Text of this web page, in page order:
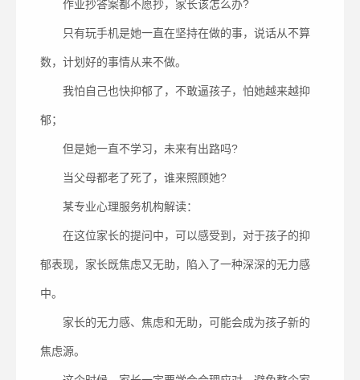
作业抄答案都不愿抄，家长该怎么办?
只有玩手机是她一直在坚持在做的事，说话从不算
数，计划好的事情从来不做。
我怕自己也快抑郁了，不敢逼孩子，怕她越来越抑
郁；
但是她一直不学习，未来有出路吗?
当父母都老了死了，谁来照顾她?
某专业心理服务机构解读：
在这位家长的提问中，可以感受到，对于孩子的抑
郁表现，家长既焦虑又无助，陷入了一种深深的无力感
中。
家长的无力感、焦虑和无助，可能会成为孩子新的
焦虑源。